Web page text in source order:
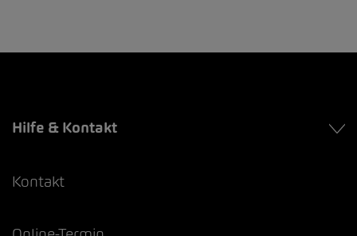
Hilfe & Kontakt
Kontakt